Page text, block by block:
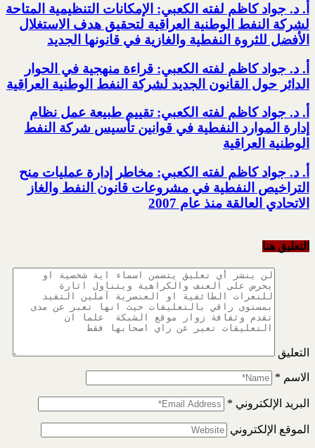
أ. د. جواد كاظم لفته الكعبي: الإمكانات التنظيمية المتاحة
لشركة النفط الوطنية العراقية لتحقيق هدف الاستغلال
الأفضل للثروة النفطية والغازية في قانونها الجديد
أ. د. جواد كاظم لفته الكعبي: قراءة منهجية في الحوار
الدائر حول القانون الجديد لشركة النفط الوطنية العراقية
أ. د. جواد كاظم لفته الكعبي: تقييم طبيعة عمل نظام
إدارة الموارد النفطية في قوانين تأسيس شركة النفط
الوطنية العراقية
أ. د. جواد كاظم لفته الكعبي: مخاطر إدارة عمليات منح
التراخيص النفطية في مشروعات قانون النفط والغاز
الاتحادي العالقة منذ عام 2007
التعليق هنا
التعليق
الاسم *
البريد الإلكتروني *
الموقع الإلكتروني